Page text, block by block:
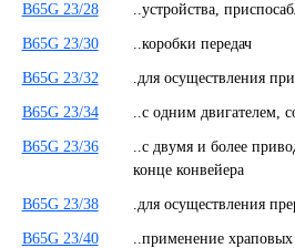
B65G 23/28 ..устройства,
B65G 23/30 ..коробки передач
B65G 23/32 .для осуществления
B65G 23/34 ..с одним двигателем,
B65G 23/36
..с двумя и более
конце конвейера
B65G 23/38 .для осуществления
B65G 23/40 ..применение